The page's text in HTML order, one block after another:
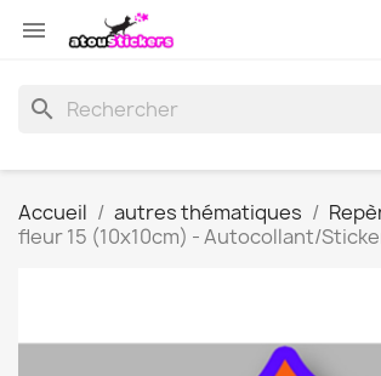

search
Accueil autres thématiques
fleur 15 (10x10cm) - Autocollant/